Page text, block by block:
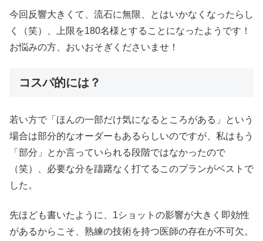
今回反響大きくて、流石に無限、とはいかなくなったらし
く（笑）、上限を180名様とすることになったようです！
お悩みの方、おいおそぎくださいませ！
コスパ的には？
若い方で「ほんの一部だけ気になるところがある」という
場合は部分的なオーダーもあるらしいのですが、私はもう
「部分」とか言っていられる段階ではなかったので
（笑）、必要な分を躊躇なく打てるこのプランがベストで
した。
先ほども書いたように、1ショットの影響が大きく即効性
があるからこそ、熟練の技術を持つ医師の存在が不可欠。